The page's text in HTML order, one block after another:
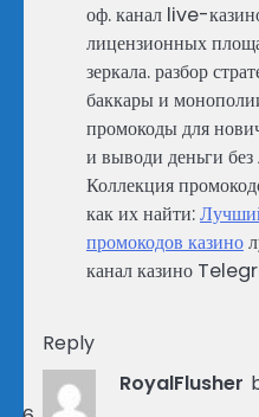
оф. канал live-
лицензионных
зеркала. разбор
баккары и
промокоды для
и выводи деньги
Коллекция
как их найти:
промокодов казино
канал казино
Reply
RoyalFlusher